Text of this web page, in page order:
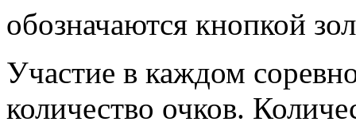
обозначаются кнопкой
Участие в каждом
количество очков.